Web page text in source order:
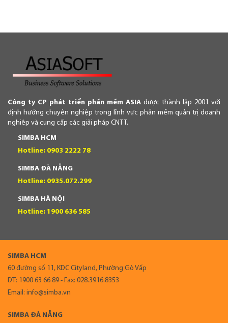
Công ty CP phát triển phần mềm ASIA được thành lập 2001 với
định hướng chuyên nghiệp trong lĩnh vực phần mềm quản trị doanh
nghiệp và cung cấp các giải pháp CNTT.
SIMBA HCM
Hotline: 0903 2222 78
SIMBA ĐÀ NẴNG
Hotline: 0935.072.299
SIMBA HÀ NỘI
Hotline: 1900 636 585
SIMBA HCM
60 đường số 11, KDC Cityland, Phường Gò Vấp
ĐT: 1900 63 66 89 - Fax: 028.3916.8353
Email: info@simba.vn
SIMBA ĐÀ NẴNG